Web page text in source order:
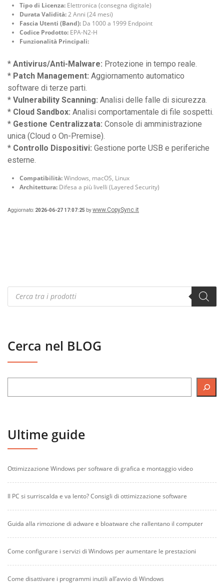
Tipo di Licenza: Elettronica (consegna digitale)
Durata Validità:2 Anni (24 mesi)
Fascia Utenti (Band): Da 1000 a 1999 Endpoint
Codice Prodotto: EPA-N2-H
Funzionalità Principali:
* Antivirus/Anti-Malware: Protezione in tempo reale.
* Patch Management: Aggiornamento automatico
software di terze parti.
* Vulnerability Scanning: Analisi delle falle di sicurezza.
* Cloud Sandbox: Analisi comportamentale di file sospetti.
* Gestione Centralizzata: Console di amministrazione
unica (Cloud o On-Premise).
* Controllo Dispositivi: Gestione porte USB e periferiche
esterne.
Compatibilità:Windows, macOS, Linux
Architettura: Difesa a più livelli (Layered Security)
Aggiornato: 2026-06-27 17:07:25 bywww.CopySync.it
Products
search
Cerca nel BLOG
Ultime guide
Ottimizzazione Windows per software di grafica e montaggio video
Il PC si surriscalda e va lento? Consigli di ottimizzazione software
Guida alla rimozione di adware e bloatware che rallentano il computer
Come configurare i servizi di Windows per aumentare le prestazioni
Come disattivare i programmi inutili all’avvio di Windows